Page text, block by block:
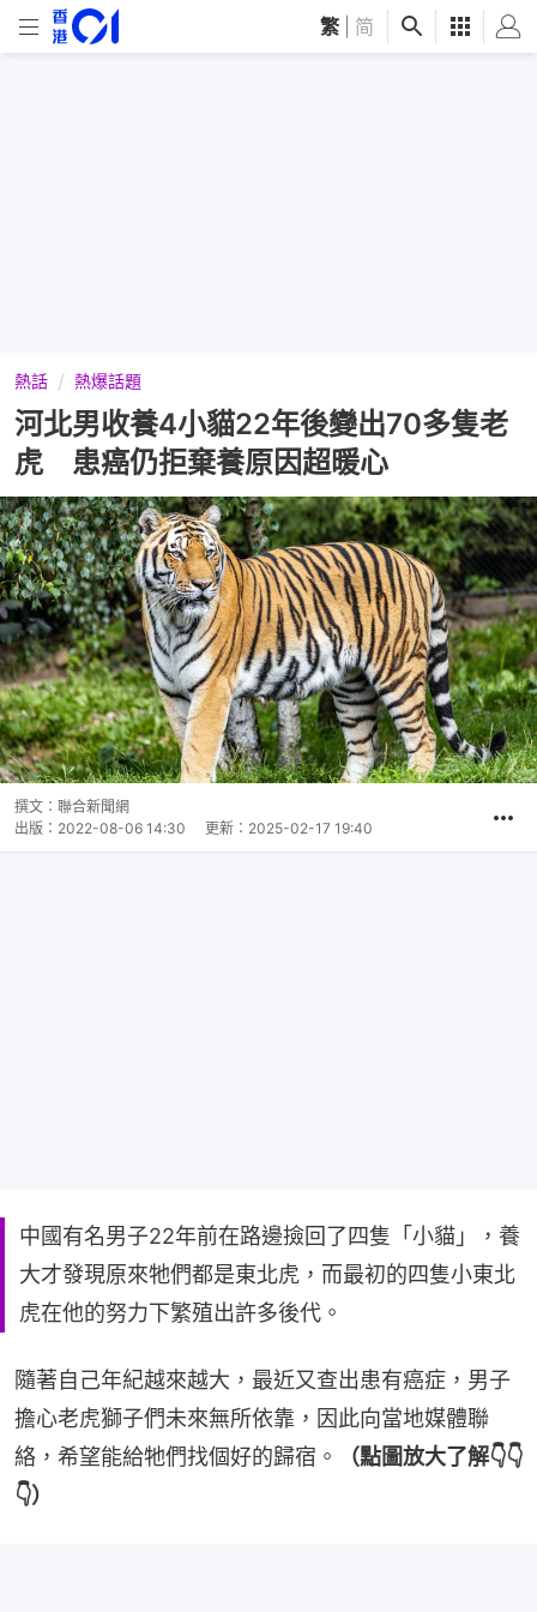
繁 简
熱話 熱爆話題
河北男收養4小貓22年後變出70多隻老
虎 患癌仍拒棄養原因超暖心
撰文： 聯合新聞網
出版： 2022-08-06 14:30 更新： 2025-02-17 19:40
中國有名男子22年前在路邊撿回了四隻「小貓」，養
大才發現原來牠們都是東北虎，而最初的四隻小東北
虎在他的努力下繁殖出許多後代。
隨著自己年紀越來越大，最近又查出患有癌症，男子
擔心老虎獅子們未來無所依靠，因此向當地媒體聯
絡，希望能給牠們找個好的歸宿。
（點圖放大了解👇👇
👇）